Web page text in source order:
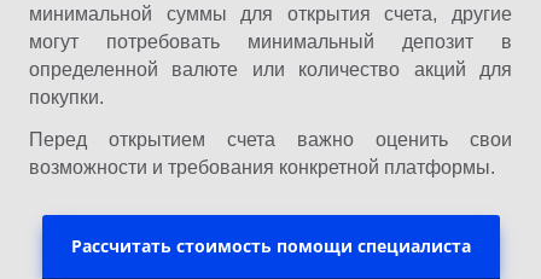
минимальной суммы для открытия счета, другие
могут потребовать минимальный депозит в
определенной валюте или количество акций для
покупки.
Перед открытием счета важно оценить свои
возможности и требования конкретной платформы.
Рассчитать стоимость помощи специалиста